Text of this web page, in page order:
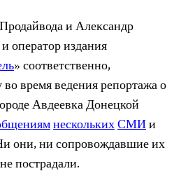
и Александр
оператор издания
» соответственно,
во время ведения репортажа о
Авдеевка Донецкой
несколькихСМИи
они, ни сопровождавшие их
пострадали.